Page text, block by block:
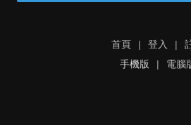
首頁 | 登入 |
手機版
| 電腦